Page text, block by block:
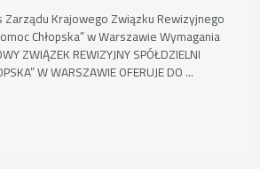
Zarządu Krajowego Związku Rewizyjnego
Chłopska” w Warszawie Wymagania
ZWIĄZEK REWIZYJNY SPÓŁDZIELNI
W WARSZAWIE OFERUJE DO ...